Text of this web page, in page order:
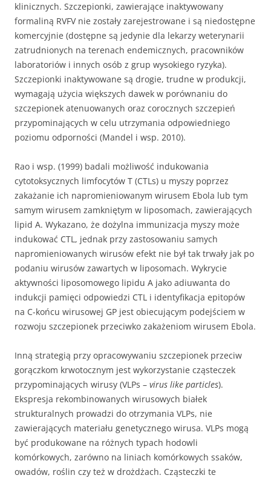
klinicznych. Szczepionki, zawierające inaktywowany
formaliną RVFV nie zostały zarejestrowane i są niedostępne
komercyjnie (dostępne są jedynie dla lekarzy weterynarii
zatrudnionych na terenach endemicznych, pracowników
laboratoriów i innych osób z grup wysokiego ryzyka).
Szczepionki inaktywowane są drogie, trudne w produkcji,
wymagają użycia większych dawek w porównaniu do
szczepionek atenuowanych oraz corocznych szczepień
przypominających w celu utrzymania odpowiedniego
poziomu odporności (Mandel i wsp. 2010).
Rao i wsp. (1999) badali możliwość indukowania
cytotoksycznych limfocytów T (CTLs) u myszy poprzez
zakażanie ich napromieniowanym wirusem Ebola lub tym
samym wirusem zamkniętym w liposomach, zawierających
lipid A. Wykazano, że dożylna immunizacja myszy może
indukować CTL, jednak przy zastosowaniu samych
napromieniowanych wirusów efekt nie był tak trwały jak po
podaniu wirusów zawartych w liposomach. Wykrycie
aktywności liposomowego lipidu A jako adiuwanta do
indukcji pamięci odpowiedzi CTL i identyfikacja epitopów
na C-końcu wirusowej GP jest obiecującym podejściem w
rozwoju szczepionek przeciwko zakażeniom wirusem Ebola.
Inną strategią przy opracowywaniu szczepionek przeciw
gorączkom krwotocznym jest wykorzystanie cząsteczek
przypominających wirusy (VLPs – virus like particles).
Ekspresja rekombinowanych wirusowych białek
strukturalnych prowadzi do otrzymania VLPs, nie
zawierających materiału genetycznego wirusa. VLPs mogą
być produkowane na różnych typach hodowli
komórkowych, zarówno na liniach komórkowych ssaków,
owadów, roślin czy też w drożdżach. Cząsteczki te